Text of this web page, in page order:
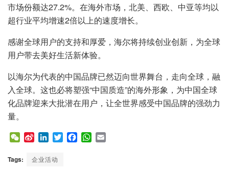
市场份额达27.2%。在海外市场，北美、西欧、中亚等均以
超行业平均增速2倍以上的速度增长。
感谢全球用户的支持和厚爱，海尔将持续创业创新，为全球
用户带去美好生活新体验。
以海尔为代表的中国品牌已然迈向世界舞台，走向全球，融
入全球。这也必将塑强“中国质造”的海外形象，为中国全球
化品牌迎来大批潜在用户，让全世界感受中国品牌的强劲力
量。
W
C
S
n
L
n
T
F
W
Tags: 企业活动